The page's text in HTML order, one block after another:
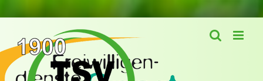
Inhalt
springen